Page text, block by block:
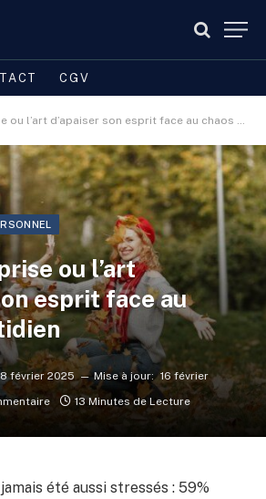
CGV
l’art d’apaiser son esprit face au chaos quotidien
ou l’art
esprit face au
8 février 2025 Mise à jour: 16 février
13 Minutes de Lecture
été aussi stressés : 59%